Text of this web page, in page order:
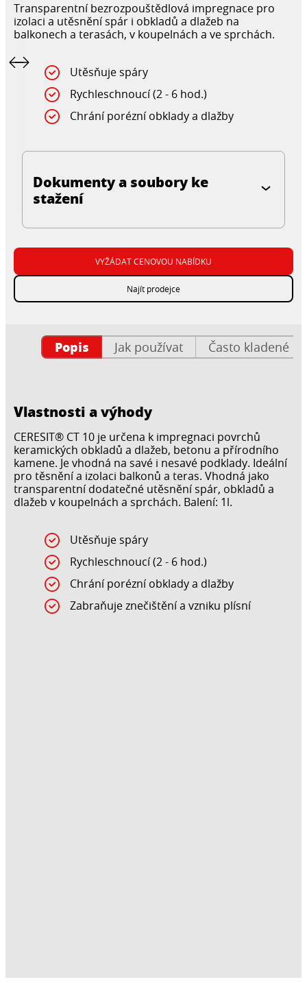
Transparentní bezrozpouštědlová impregnace pro
izolaci a utěsnění spár i obkladů a dlažeb na
balkonech a terasách, v koupelnách a ve sprchách.
Utěsňuje spáry
Rychleschnoucí (2 - 6 hod.)
Chrání porézní obklady a dlažby
Dokumenty a soubory ke
stažení
VYŽÁDAT CENOVOU NABÍDKU
Najít prodejce
Popis Jak používat Často kladené
Vlastnosti a výhody
CERESIT® CT 10 je určena k impregnaci povrchů
keramických obkladů a dlažeb, betonu a přírodního
kamene. Je vhodná na savé i nesavé podklady. Ideální
pro těsnění a izolaci balkonů a teras. Vhodná jako
transparentní dodatečné utěsnění spár, obkladů a
dlažeb v koupelnách a sprchách. Balení: 1l.
Utěsňuje spáry
Rychleschnoucí (2 - 6 hod.)
Chrání porézní obklady a dlažby
Zabraňuje znečištění a vzniku plísní